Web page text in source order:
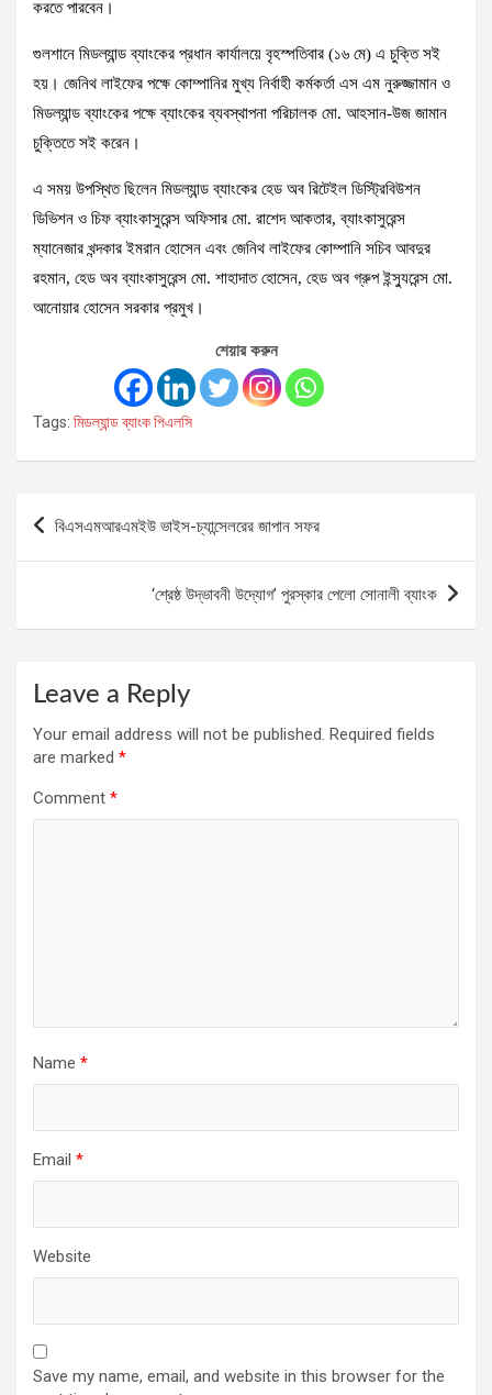
করতে পারবেন।
গুলশানে মিডল্যান্ড ব্যাংকের প্রধান কার্যালয়ে বৃহস্পতিবার (১৬ মে) এ চুক্তি সই
হয়। জেনিথ লাইফের পক্ষে কোম্পানির মুখ্য নির্বাহী কর্মকর্তা এস এম নুরুজ্জামান ও
মিডল্যান্ড ব্যাংকের পক্ষে ব্যাংকের ব্যবস্থাপনা পরিচালক মো. আহসান-উজ জামান
চুক্তিতে সই করেন।
এ সময় উপস্থিত ছিলেন মিডল্যান্ড ব্যাংকের হেড অব রিটেইল ডিস্ট্রিবিউশন
ডিভিশন ও চিফ ব্যাংকাসুরেন্স অফিসার মো. রাশেদ আকতার, ব্যাংকাসুরেন্স
ম্যানেজার খন্দকার ইমরান হোসেন এবং জেনিথ লাইফের কোম্পানি সচিব আবদুর
রহমান, হেড অব ব্যাংকাসুরেন্স মো. শাহাদাত হোসেন, হেড অব গ্রুপ ইন্স্যুরেন্স মো.
আনোয়ার হোসেন সরকার প্রমুখ।
শেয়ার করুন
Tags: মিডল্যান্ড ব্যাংক পিএলসি
বিএসএমআরএমইউ ভাইস-চ্যান্সেলরের জাপান সফর
‘শ্রেষ্ঠ উদ্ভাবনী উদ্যোগ’ পুরস্কার পেলো সোনালী ব্যাংক
Leave a Reply
Your email address will not be published. Required fields
are marked *
Comment *
Name *
Email *
Website
Save my name, email, and website in this browser for the